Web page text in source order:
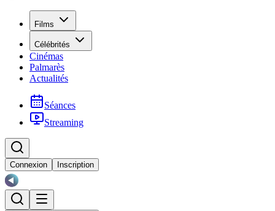
Films
Célébrités
Cinémas
Palmarès
Actualités
Séances
Streaming
Connexion Inscription